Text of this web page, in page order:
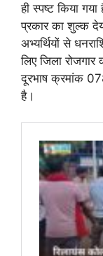
ही स्पष्ट किया
प्रकार का शुल्क
अभ्यर्थियों से
लिए जिला
दूरभाष क्रमांक
है।